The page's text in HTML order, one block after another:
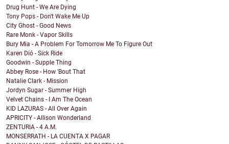
Drug Hunt - We Are Dying
Tony Pops - Don't Wake Me Up
City Ghost - Good News
Rare Monk - Vapor Skills
Bury Mia - A Problem For Tomorrow Me To Figure Out
Karen Dió - Sick Ride
Goodwin - Supple Thing
Abbey Rose - How 'Bout That
Natalie Clark - Mission
Jordyn Sugar - Summer High
Velvet Chains - I Am The Ocean
KID LAZURAS - All Over Again
APRICITY - Allison Wonderland
ZENTURIA - 4 A.M.
MONSERRATH - LA CUENTA X PAGAR